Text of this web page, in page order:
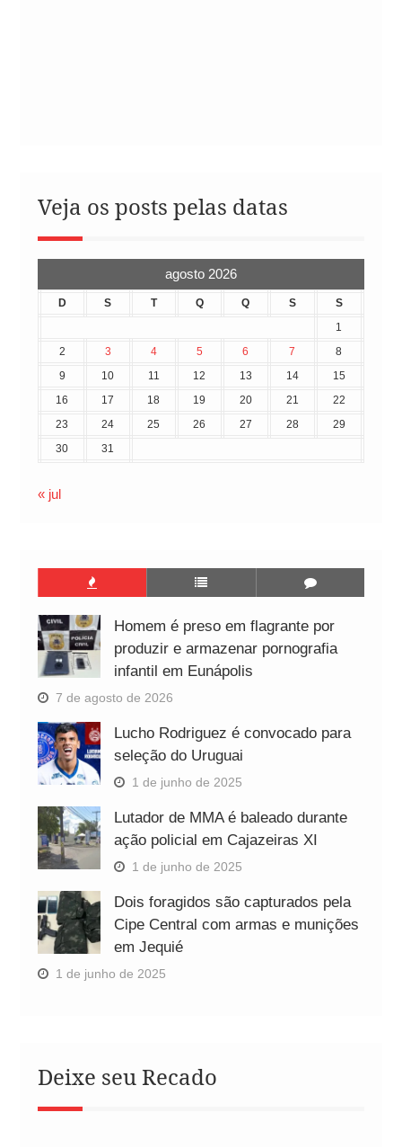
Veja os posts pelas datas
agosto 2026
D S T Q Q S
S
1
2
3 4 5 6 7
8
9
10 11 12 13 14
15
16
17 18 19 20 21
22
23
24 25 26 27 28
29
30
31
« jul
Homem é preso em flagrante por
produzir e armazenar pornografia
infantil em Eunápolis
7 de agosto de 2026
Lucho Rodriguez é convocado para
seleção do Uruguai
1 de junho de 2025
Lutador de MMA é baleado durante
ação policial em Cajazeiras XI
1 de junho de 2025
Dois foragidos são capturados pela
Cipe Central com armas e munições
em Jequié
1 de junho de 2025
Deixe seu Recado